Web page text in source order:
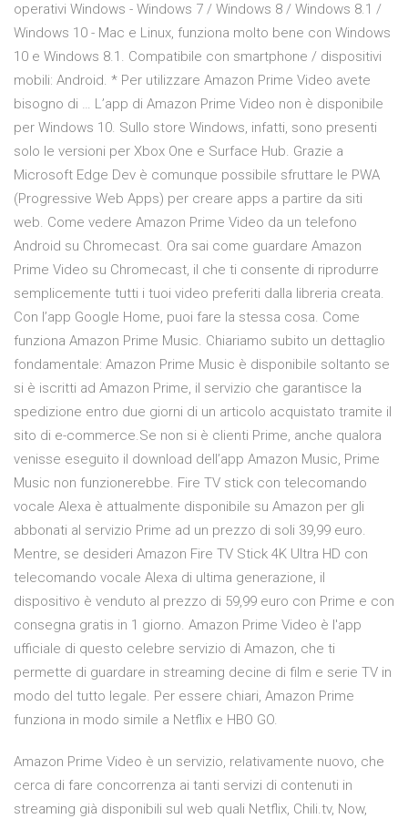
operativi Windows - Windows 7 / Windows 8 / Windows 8.1 /
Windows 10 - Mac e Linux, funziona molto bene con Windows
10 e Windows 8.1. Compatibile con smartphone / dispositivi
mobili: Android. * Per utilizzare Amazon Prime Video avete
bisogno di … L’app di Amazon Prime Video non è disponibile
per Windows 10. Sullo store Windows, infatti, sono presenti
solo le versioni per Xbox One e Surface Hub. Grazie a
Microsoft Edge Dev è comunque possibile sfruttare le PWA
(Progressive Web Apps) per creare apps a partire da siti
web. Come vedere Amazon Prime Video da un telefono
Android su Chromecast. Ora sai come guardare Amazon
Prime Video su Chromecast, il che ti consente di riprodurre
semplicemente tutti i tuoi video preferiti dalla libreria creata.
Con l’app Google Home, puoi fare la stessa cosa. Come
funziona Amazon Prime Music. Chiariamo subito un dettaglio
fondamentale: Amazon Prime Music è disponibile soltanto se
si è iscritti ad Amazon Prime, il servizio che garantisce la
spedizione entro due giorni di un articolo acquistato tramite il
sito di e-commerce.Se non si è clienti Prime, anche qualora
venisse eseguito il download dell’app Amazon Music, Prime
Music non funzionerebbe. Fire TV stick con telecomando
vocale Alexa è attualmente disponibile su Amazon per gli
abbonati al servizio Prime ad un prezzo di soli 39,99 euro.
Mentre, se desideri Amazon Fire TV Stick 4K Ultra HD con
telecomando vocale Alexa di ultima generazione, il
dispositivo è venduto al prezzo di 59,99 euro con Prime e con
consegna gratis in 1 giorno. Amazon Prime Video è l'app
ufficiale di questo celebre servizio di Amazon, che ti
permette di guardare in streaming decine di film e serie TV in
modo del tutto legale. Per essere chiari, Amazon Prime
funziona in modo simile a Netflix e HBO GO.
Amazon Prime Video è un servizio, relativamente nuovo, che
cerca di fare concorrenza ai tanti servizi di contenuti in
streaming già disponibili sul web quali Netflix, Chili.tv, Now,